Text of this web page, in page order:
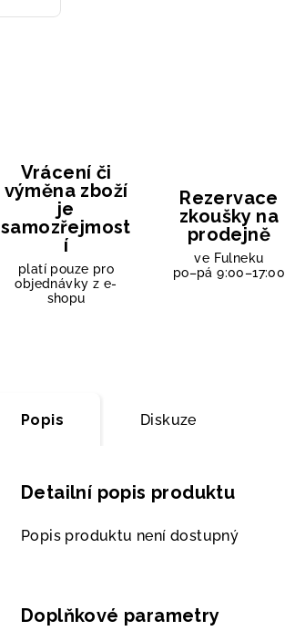
Vrácení či
výměna zboží
je
samozřejmost
í
platí pouze pro
objednávky z e-
shopu
Rezervace
zkoušky na
prodejně
ve Fulneku
po–pá 9:00–17:00
Popis Diskuze
Detailní popis produktu
Popis produktu není dostupný
Doplňkové parametry